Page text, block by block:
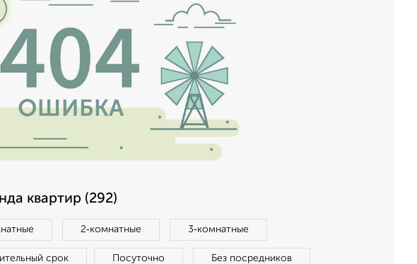
квартир (292)
2‑комнатные 3‑комнатные
срок Посуточно Без посредников